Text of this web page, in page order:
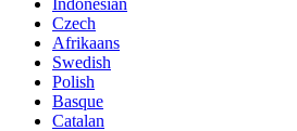
Czech
Afrikaans
Swedish
Polish
Basque
Catalan